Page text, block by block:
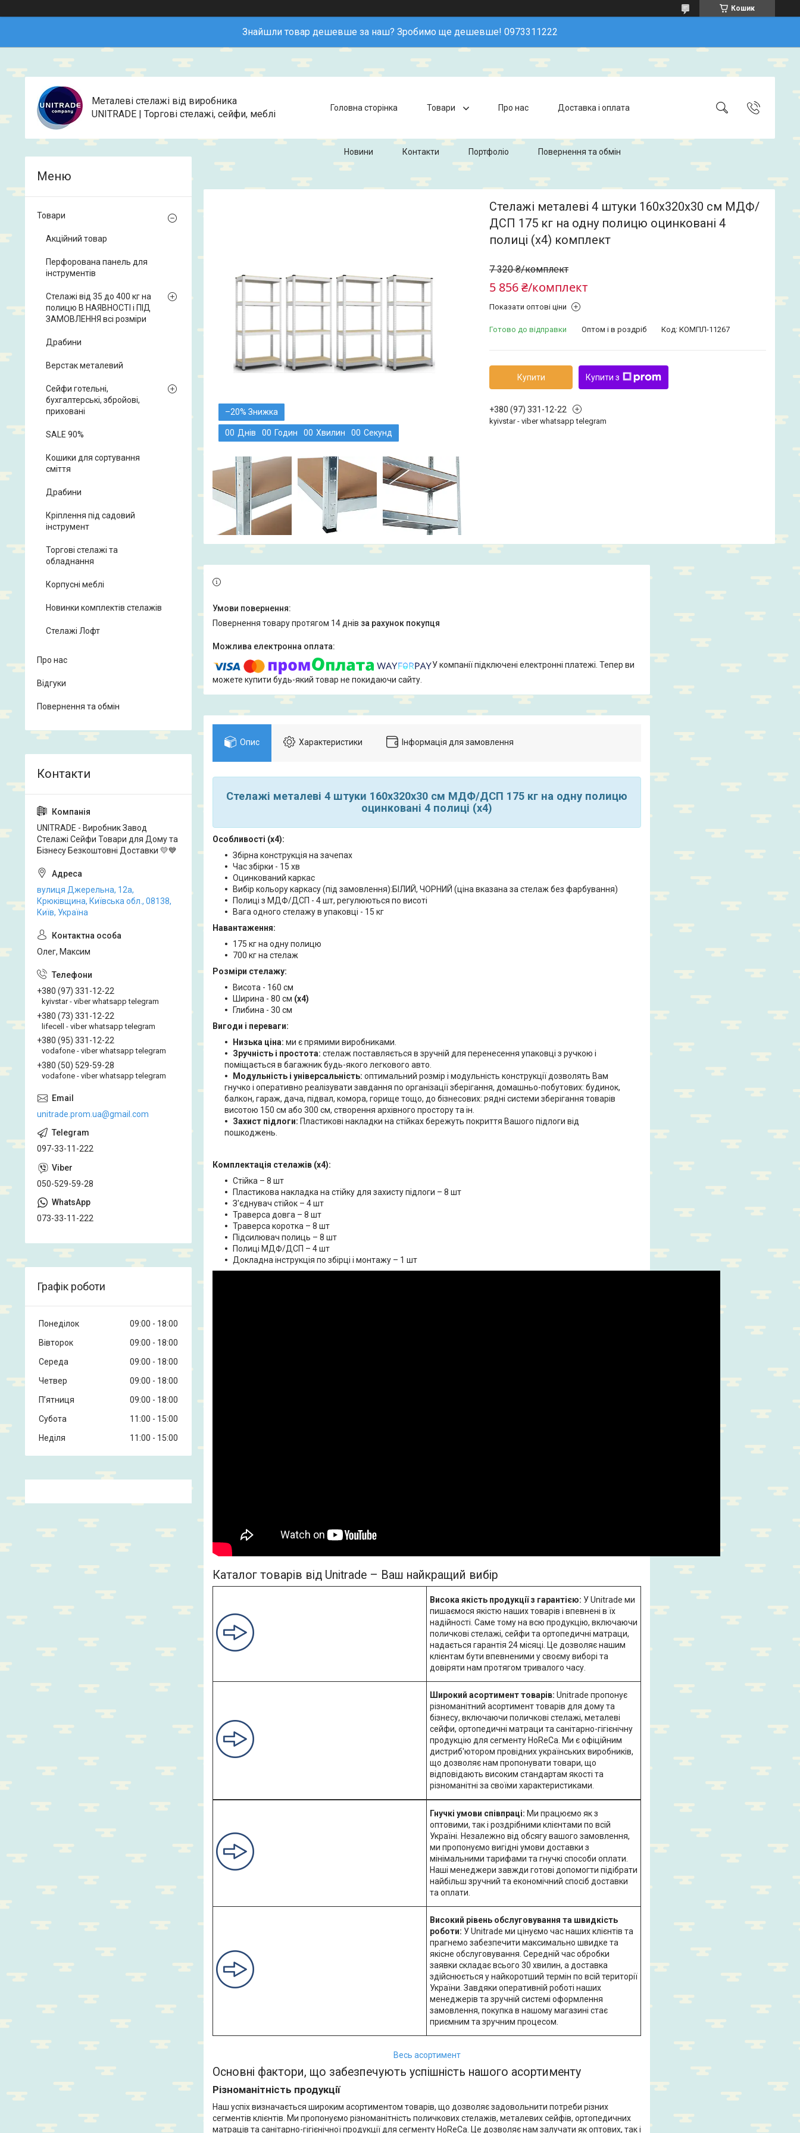
Кошик
Знайшли товар дешевше за наш? Зробимо ще дешевше! 0973311222
Металеві стелажі від виробника
UNITRADE | Торгові стелажі, сейфи, меблі
Головна сторінка Товари Про нас Доставка і оплата
Новини Контакти Портфоліо Повернення та обмін
–20%
00 Днів 00 Годин 00 Хвилин 00 Секунд
Стелажі металеві 4 штуки 160х320х30 см МДФ/
ДСП 175 кг на одну полицю оцинковані 4
полиці (х4) комплект
7 320 ₴/комплект
5 856 ₴/комплект
Показати оптові ціни
Готово до відправки Оптом і в роздріб Код: КОМПЛ-11267
Купити Купити з
+380 (97) 331-12-22
kyivstar - viber whatsapp telegram
повернення товару протягом 14 днів за рахунок покупця
У компанії підключені електронні платежі. Тепер ви
можете купити будь-який товар не покидаючи сайту.
Опис Характеристики Інформація для замовлення
Стелажі металеві 4 штуки 160х320х30 см МДФ/ДСП 175 кг на одну полицю
оцинковані 4 полиці (х4)
Особливості (х4):
Збірна конструкція на зачепах
Час збірки - 15 хв
Оцинкований каркас
Вибір кольору каркасу (під замовлення):БІЛИЙ, ЧОРНИЙ (ціна вказана за стелаж без фарбування)
Полиці з МДФ/ДСП - 4 шт, регулюються по висоті
Вага одного стелажу в упаковці - 15 кг
Навантаження:
175 кг на одну полицю
700 кг на стелаж
Розміри стелажу:
Висота - 160 см
Ширина - 80 см (х4)
Глибина - 30 см
Вигоди і переваги:
Низька ціна: ми є прямими виробниками.
Зручність і простота: стелаж поставляється в зручній для перенесення упаковці з ручкою і
поміщається в багажник будь-якого легкового авто.
Модульність і універсальність: оптимальний розмір і модульність конструкції дозволять Вам
гнучко і оперативно реалізувати завдання по організації зберігання, домашньо-побутових: будинок,
балкон, гараж, дача, підвал, комора, горище тощо, до бізнесових: рядні системи зберігання товарів
висотою 150 см або 300 см, створення архівного простору та ін.
Захист підлоги: Пластикові накладки на стійках бережуть покриття Вашого підлоги від
пошкоджень.
Комплектація стелажів (х4):
Стійка – 8 шт
Пластикова накладка на стійку для захисту підлоги – 8 шт
З'єднувач стійок – 4 шт
Траверса довга – 8 шт
Траверса коротка – 8 шт
Підсилювач полиць – 8 шт
Полиці МДФ/ДСП – 4 шт
Докладна інструкція по збірці і монтажу – 1 шт
Каталог товарів від Unitrade – Ваш найкращий вибір
Висока якість продукції з гарантією: У Unitrade ми
пишаємося якістю наших товарів і впевнені в їх
надійності. Саме тому на всю продукцію, включаючи
поличкові стелажі, сейфи та ортопедичні матраци,
надається гарантія 24 місяці. Це дозволяє нашим
клієнтам бути впевненими у своєму виборі та
довіряти нам протягом тривалого часу.
Широкий асортимент товарів: Unitrade пропонує
різноманітний асортимент товарів для дому та
бізнесу, включаючи поличкові стелажі, металеві
сейфи, ортопедичні матраци та санітарно-гігієнічну
продукцію для сегменту HoReCa. Ми є офіційним
дистриб'ютором провідних українських виробників,
що дозволяє нам пропонувати товари, що
відповідають високим стандартам якості та
різноманітні за своїми характеристиками.
Гнучкі умови співпраці: Ми працюємо як з
оптовими, так і роздрібними клієнтами по всій
Україні. Незалежно від обсягу вашого замовлення,
ми пропонуємо вигідні умови доставки з
мінімальними тарифами та гнучкі способи оплати.
Наші менеджери завжди готові допомогти підібрати
найбільш зручний та економічний спосіб доставки
та оплати.
Високий рівень обслуговування та швидкість
роботи: У Unitrade ми цінуємо час наших клієнтів та
прагнемо забезпечити максимально швидке та
якісне обслуговування. Середній час обробки
заявки складає всього 30 хвилин, а доставка
здійснюється у найкоротший термін по всій території
України. Завдяки оперативній роботі наших
менеджерів та зручній системі оформлення
замовлення, покупка в нашому магазині стає
приємним та зручним процесом.
Весь асортимент
Основні фактори, що забезпечують успішність нашого асортименту
Різноманітність продукції
Наш успіх визначається широким асортиментом товарів, що дозволяє задовольнити потреби різних
сегментів клієнтів. Ми пропонуємо різноманітність поличкових стелажів, металевих сейфів, ортопедичних
матраців та санітарно-гігієнічної продукції для сегменту HoReCa. Це дозволяє нам залучати як оптових, так і
Товари
Акційний товар
Перфорована панель для
інструментів
Стелажі від 35 до 400 кг на
полицю В НАЯВНОСТІ і ПІД
ЗАМОВЛЕННЯ всі розміри
Драбини
Верстак металевий
Сейфи готельні,
бухгалтерські, збройові,
приховані
SALE 90%
Кошики для сортування
сміття
Драбини
Кріплення під садовий
інструмент
Торгові стелажі та
обладнання
Корпусні меблі
Новинки комплектів стелажів
Стелажі Лофт
Про нас
Відгуки
Повернення та обмін
UNITRADE - Виробник Завод
Стелажі Сейфи Товари для Дому та
Бізнесу Безкоштовні Доставки 💛💙
вулиця Джерельна, 12а,
Крюківщина, Київська обл., 08138,
Київ, Україна
Олег, Максим
+380 (97) 331-12-22
kyivstar - viber whatsapp telegram
+380 (73) 331-12-22
lifecell - viber whatsapp telegram
+380 (95) 331-12-22
vodafone - viber whatsapp telegram
+380 (50) 529-59-28
vodafone - viber whatsapp telegram
unitrade.prom.ua@gmail.com
097-33-11-222
050-529-59-28
073-33-11-222
Графік роботи
Понеділок 09:00
18:00
Вівторок
09:00
18:00
Середа
09:00
18:00
Четвер
09:00
18:00
Пʼятниця
09:00
18:00
Субота
11:00
15:00
Неділя
11:00 15:00